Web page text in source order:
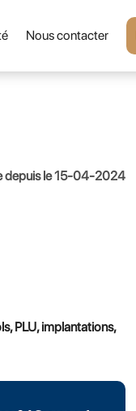
Nous contacter
depuis le 15-04-2024
PLU, implantations,